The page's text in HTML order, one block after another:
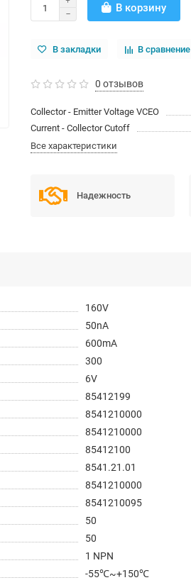
В корзину
В закладки В сравнение
0 отзывов
Collector - Emitter Voltage VCEO
Current - Collector Cutoff
Все характеристики
Надежность
160V
50nA
600mA
300
6V
85412199
8541210000
8541210000
85412100
8541.21.01
8541210000
8541210095
50
50
1 NPN
-55℃~+150℃